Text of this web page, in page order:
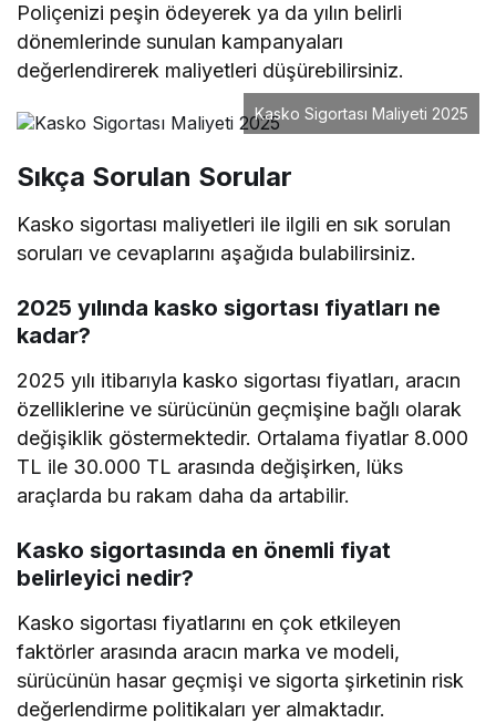
Poliçenizi peşin ödeyerek ya da yılın belirli
dönemlerinde sunulan kampanyaları
değerlendirerek maliyetleri düşürebilirsiniz.
Kasko Sigortası Maliyeti 2025
Sıkça Sorulan Sorular
Kasko sigortası maliyetleri ile ilgili en sık sorulan
soruları ve cevaplarını aşağıda bulabilirsiniz.
2025 yılında kasko sigortası fiyatları ne
kadar?
2025 yılı itibarıyla kasko sigortası fiyatları, aracın
özelliklerine ve sürücünün geçmişine bağlı olarak
değişiklik göstermektedir. Ortalama fiyatlar 8.000
TL ile 30.000 TL arasında değişirken, lüks
araçlarda bu rakam daha da artabilir.
Kasko sigortasında en önemli fiyat
belirleyici nedir?
Kasko sigortası fiyatlarını en çok etkileyen
faktörler arasında aracın marka ve modeli,
sürücünün hasar geçmişi ve sigorta şirketinin risk
değerlendirme politikaları yer almaktadır.